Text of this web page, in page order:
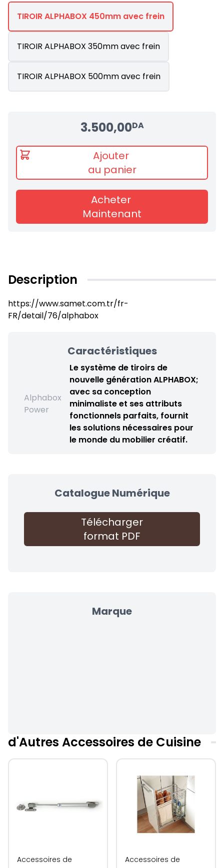
TIROIR ALPHABOX 450mm avec frein
TIROIR ALPHABOX 350mm avec frein
TIROIR ALPHABOX 500mm avec frein
3.500,00DA
Ajouter
au panier
Acheter
Maintenant
Description
https://www.samet.com.tr/fr-
FR/detail/76/alphabox
Caractéristiques
Alphabox
Power
Le système de tiroirs de
nouvelle génération ALPHABOX;
avec sa conception
minimaliste et ses attributs
fonctionnels parfaits, fournit
les solutions nécessaires pour
le monde du mobilier créatif.
Catalogue Numérique
Télécharger
format PDF
Marque
d'Autres Accessoires de Cuisine
Accessoires de
Accessoires de